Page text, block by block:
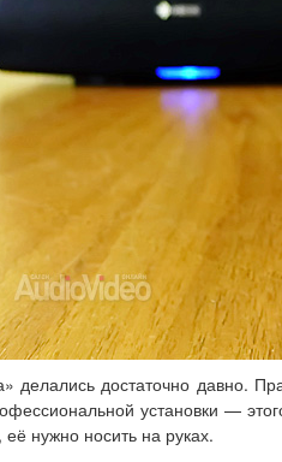
делались достаточно давно.
установки —
нужно носить на руках.